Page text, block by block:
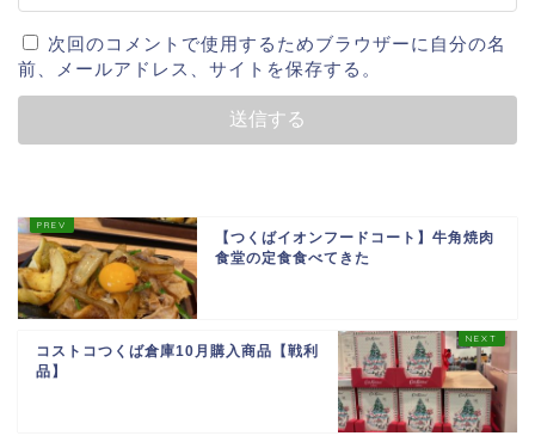
次回のコメントで使用するためブラウザーに自分の名
前、メールアドレス、サイトを保存する。
【つくばイオンフードコート】牛角焼肉
食堂の定食食べてきた
コストコつくば倉庫10月購入商品【戦利
品】